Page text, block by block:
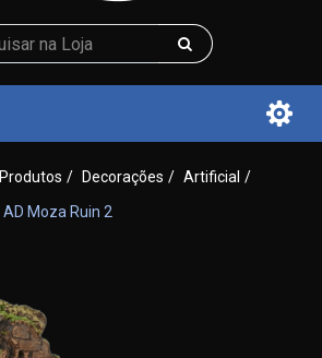
Produtos / Decorações / Artificial /
AD Moza Ruin 2